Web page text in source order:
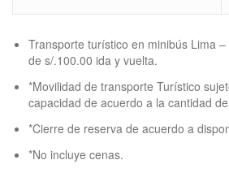
Transporte turístico en minibús Lima
de s/.100.00 ida y vuelta.
*Movilidad de transporte Turístico
capacidad de acuerdo a la cantidad
*Cierre de reserva de acuerdo a
*No incluye cenas.